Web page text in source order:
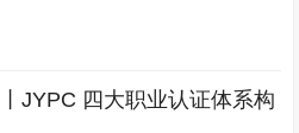
JYPC 四大职业认证体系构